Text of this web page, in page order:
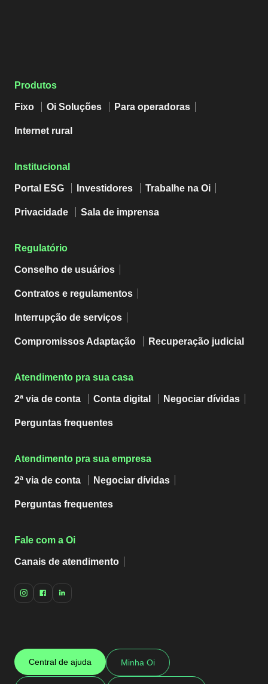
Produtos
Fixo Oi Soluções Para operadoras
Internet rural
Institucional
Portal ESG Investidores Trabalhe na Oi
Privacidade Sala de imprensa
Regulatório
Conselho de usuários
Contratos e regulamentos
Interrupção de serviços
Compromissos Adaptação Recuperação judicial
Atendimento pra sua casa
2ª via de conta Conta digital Negociar dívidas
Perguntas frequentes
Atendimento pra sua empresa
2ª via de conta Negociar dívidas
Perguntas frequentes
Fale com a Oi
Canais de atendimento
Central de ajuda Minha Oi